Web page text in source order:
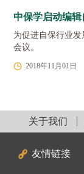
中保学启动编
为促进自保行业
会议。
2018年11月01日
关于我们
友情链接